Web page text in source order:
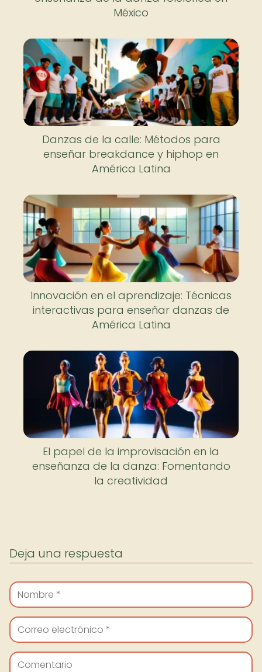
México
Danzas de la calle: Métodos para
enseñar breakdance y hiphop en
América Latina
Innovación en el aprendizaje: Técnicas
interactivas para enseñar danzas de
América Latina
El papel de la improvisación en la
enseñanza de la danza: Fomentando
la creatividad
Deja una respuesta